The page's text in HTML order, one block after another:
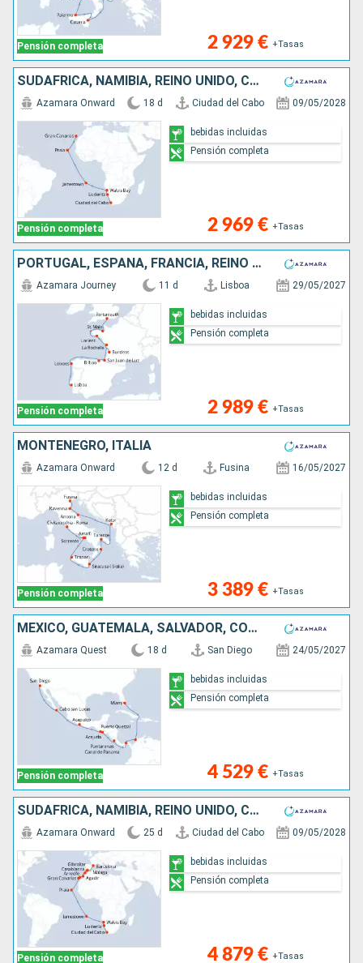
Pensión completa 2 929 € +Tasas
SUDAFRICA, NAMIBIA, REINO UNIDO, CABO VERDE, ESPAÑA
Pensión completa
Azamara Onward 18 d Ciudad del Cabo 09/05/2028
2 969 € +Tasas
bebidas incluidas
Pensión completa
PORTUGAL, ESPAÑA, FRANCIA, REINO UNIDO
Pensión completa
Azamara Journey 11 d Lisboa 29/05/2027
2 989 € +Tasas
bebidas incluidas
Pensión completa
MONTENEGRO, ITALIA
Pensión completa
Azamara Onward 12 d Fusina 16/05/2027
3 389 € +Tasas
bebidas incluidas
Pensión completa
MÉXICO, GUATEMALA, SALVADOR, COSTA RICA, PANAMÁ, COLOMBIA, ESTADOS UNIDOS
Pensión completa
Azamara Quest 18 d San Diego 24/05/2027
4 529 € +Tasas
bebidas incluidas
Pensión completa
SUDAFRICA, NAMIBIA, REINO UNIDO, CABO VERDE, LANZAROTE, MARRUECOS, GIBRALTAR, ESPAÑA
Pensión completa
Azamara Onward 25 d Ciudad del Cabo 09/05/2028
4 879 € +Tasas
bebidas incluidas
Pensión completa